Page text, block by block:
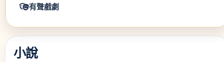
有聲戲劇
小說